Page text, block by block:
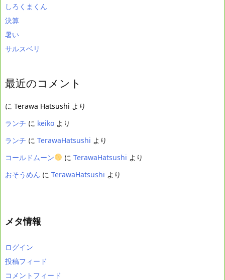
しろくまくん
決算
暑い
サルスベリ
最近のコメント
に Terawa Hatsushi より
ランチ に keiko より
ランチ に TerawaHatsushi より
コールドムーン
に TerawaHatsushi より
おそうめん に TerawaHatsushi より
メタ情報
ログイン
投稿フィード
コメントフィード